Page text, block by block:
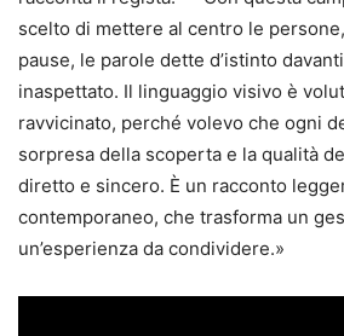
scelto di mettere al centro le
pause, le parole dette d’istinto
inaspettato. Il linguaggio visivo è
ravvicinato, perché volevo che ogni
sorpresa della scoperta e la qualità
diretto e sincero. È un racconto
contemporaneo, che trasforma un
un’esperienza da condividere.»